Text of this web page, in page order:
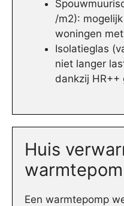
/m2):
woningen
Isolatieglas
niet langer
dankzij HR++
Huis
Een warmtepomp